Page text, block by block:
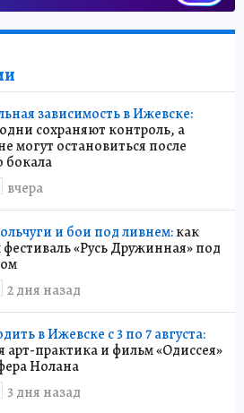
зависимость в Ижевске:
сохраняют контроль, а
могут остановиться после
бокала
вчера
и бои под ливнем:как
«Русь Дружинная» под
2 дня назад
в Ижевске с 3 по 7 августа:
арт-практика и фильм «Одиссея»
Нолана
3 дня назад